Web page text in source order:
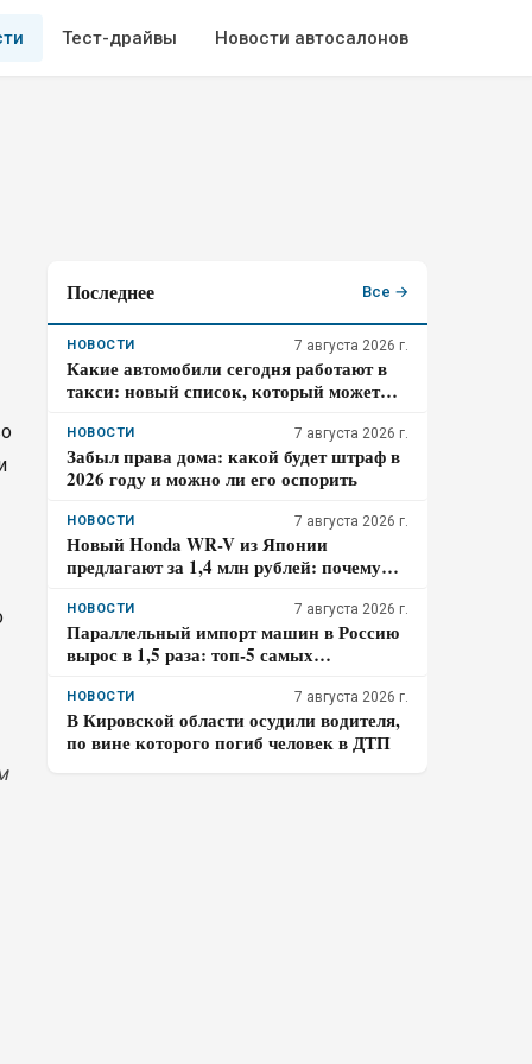
Тест-драйвы Новости автосалонов
Последнее Все →
НОВОСТИ 7 августа 2026 г.
Какие автомобили сегодня работают в
такси: новый список, который может
НОВОСТИ 7 августа 2026 г.
Забыл права дома: какой будет штраф в
2026 году и можно ли его оспорить
НОВОСТИ 7 августа 2026 г.
Новый Honda WR-V из Японии
предлагают за 1,4 млн рублей: почему
доставку, таможенные платежи и ЭПТС
НОВОСТИ 7 августа 2026 г.
Параллельный импорт машин в Россию
вырос в 1,5 раза: топ-5 самых
НОВОСТИ 7 августа 2026 г.
В Кировской области осудили водителя,
по вине которого погиб человек в ДТП